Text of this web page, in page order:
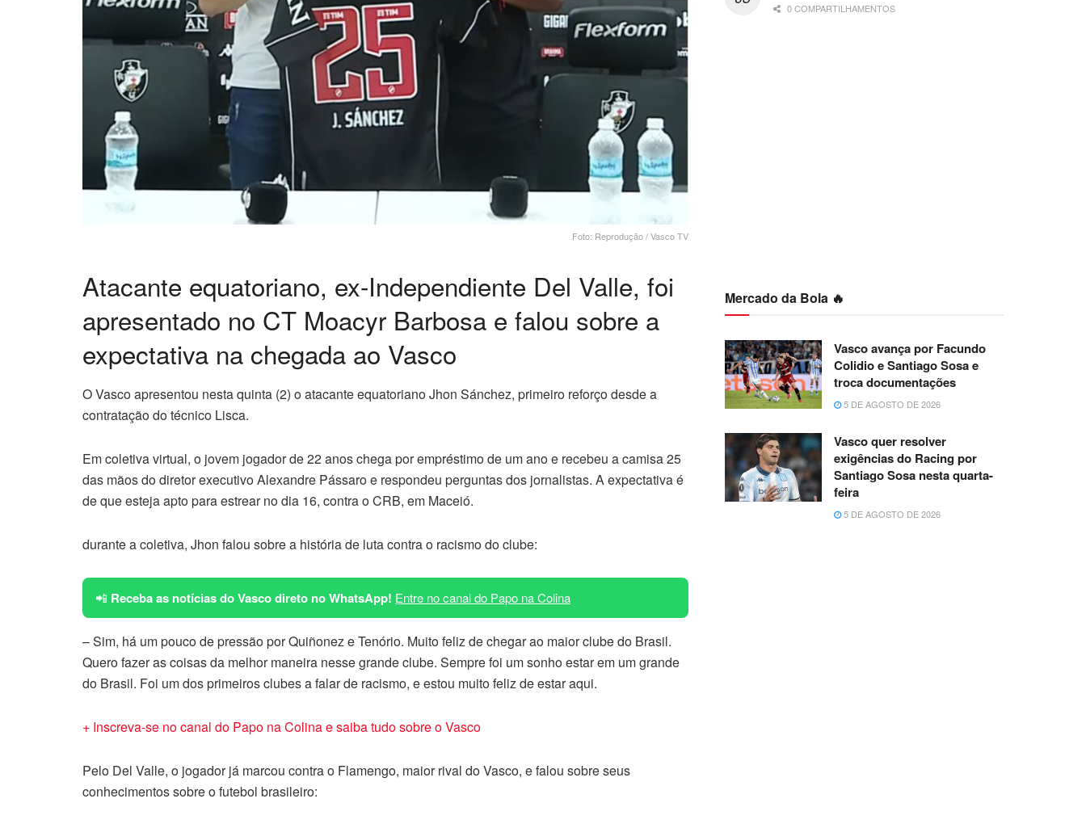
Foto: Reprodução / Vasco TV
Atacante equatoriano, ex-Independiente Del Valle, foi
apresentado no CT Moacyr Barbosa e falou sobre a
expectativa na chegada ao Vasco
O Vasco apresentou nesta quinta (2) o atacante equatoriano Jhon Sánchez, primeiro reforço desde a
contratação do técnico Lisca.
Em coletiva virtual, o jovem jogador de 22 anos chega por empréstimo de um ano e recebeu a camisa 25
das mãos do diretor executivo Alexandre Pássaro e respondeu perguntas dos jornalistas. A expectativa é
de que esteja apto para estrear no dia 16, contra o CRB, em Maceió.
durante a coletiva, Jhon falou sobre a história de luta contra o racismo do clube:
📲 Receba as notícias do Vasco direto no WhatsApp! Entre no canal do Papo na Colina
– Sim, há um pouco de pressão por Quiñonez e Tenório. Muito feliz de chegar ao maior clube do Brasil.
Quero fazer as coisas da melhor maneira nesse grande clube. Sempre foi um sonho estar em um grande
do Brasil. Foi um dos primeiros clubes a falar de racismo, e estou muito feliz de estar aqui.
+ Inscreva-se no canal do Papo na Colina e saiba tudo sobre o Vasco
Pelo Del Valle, o jogador já marcou contra o Flamengo, maior rival do Vasco, e falou sobre seus
conhecimentos sobre o futebol brasileiro:
0 COMPARTILHAMENTOS
Mercado da Bola 🔥
Vasco avança por Facundo
Colidio e Santiago Sosa e
troca documentações
5 DE AGOSTO DE 2026
Vasco quer resolver
exigências do Racing por
Santiago Sosa nesta quarta-
feira
5 DE AGOSTO DE 2026